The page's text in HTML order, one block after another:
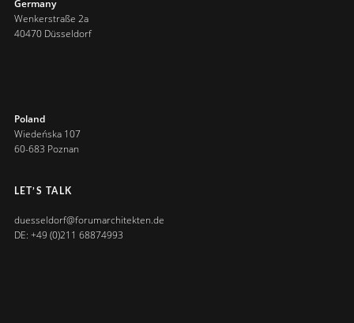
Germany
Wenkerstraße 2a
40470 Düsseldorf
Poland
Wiedeńska 107
60-683 Poznan
LET’S TALK
duesseldorf@forumarchitekten.de
DE: +49 (0)211 68874993